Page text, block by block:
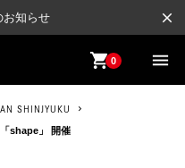
お知らせ close
shopping_cart0 menu
SHINJYUKU
shape」 開催